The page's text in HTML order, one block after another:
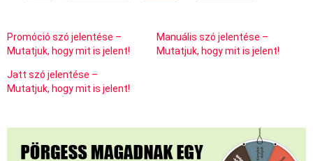
Promóció szó jelentése –
Mutatjuk, hogy mit is jelent!
Manuális szó jelentése –
Mutatjuk, hogy mit is jelent!
Jatt szó jelentése –
Mutatjuk, hogy mit is jelent!